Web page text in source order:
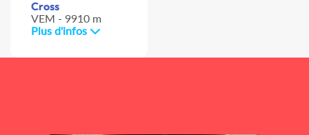
Cross
VEM - 9910 m
Plus d'infos